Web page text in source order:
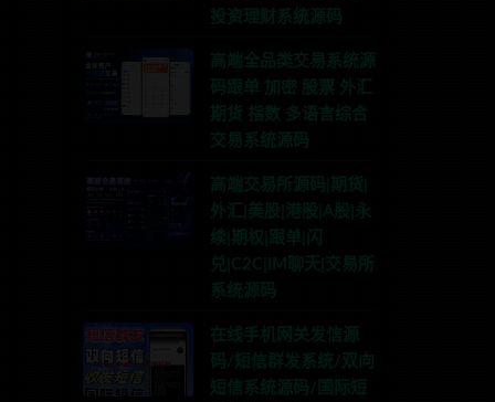
投资理财系统源码
高端全品类交易系统源
码跟单 加密 股票 外汇
期货 指数 多语言综合
交易系统源码
高端交易所源码|期货|
外汇|美股|港股|A股|永
续|期权|跟单|闪
兑|C2C|IM聊天|交易所
系统源码
在线手机网关发信源
码/短信群发系统/双向
短信系统源码/国际短